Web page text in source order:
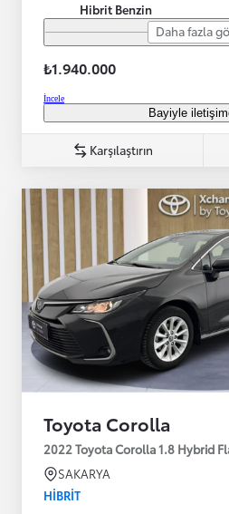
Hibrit Benzin
Daha fazla
₺1.940.000
İncele
Bayiyle
Karşılaştırın
Toyota Corolla
2022 Toyota Corolla 1.8 Hybrid
SAKARYA
HIBRIT